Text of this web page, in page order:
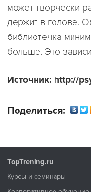
может творчески
держит в голове.
библиотечка
больше. Это
Источник: http://
Поделиться:
TopTrening.ru
Курсы и семинары